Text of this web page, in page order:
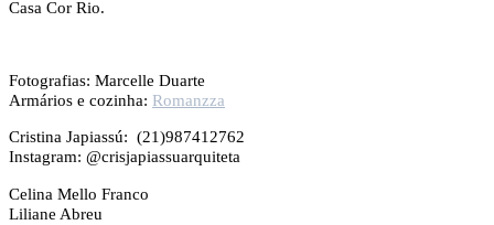
Fotografias: Marcelle Duarte
Armários e cozinha: Romanzza
Cristina Japiassú: (21)987412762
Instagram: @crisjapiassuarquiteta
Celina Mello Franco
Liliane Abreu